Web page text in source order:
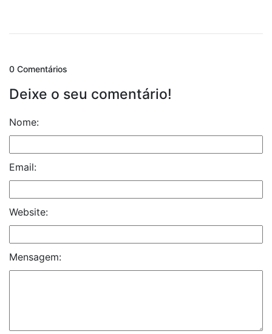
0 Comentários
Deixe o seu comentário!
Nome:
Email:
Website:
Mensagem: